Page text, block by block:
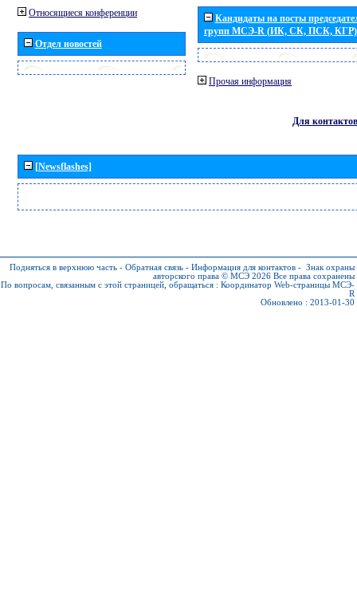
Относящиеся конференции
Отдел новостей
Кандидаты на посты
групп МСЭ-R (ИК, СК, ПСК, КГР)
Прочая информация
Для контактов
[Newsflashes]
Подняться в верхнюю часть - Обратная связь - Информация для контактов - Знак охраны
авторского права © МСЭ 2026 Все права сохранены
По вопросам, связанным с этой страницей, обращаться : Координатор Web-страницы МСЭ-
R
Обновлено : 2013-01-30